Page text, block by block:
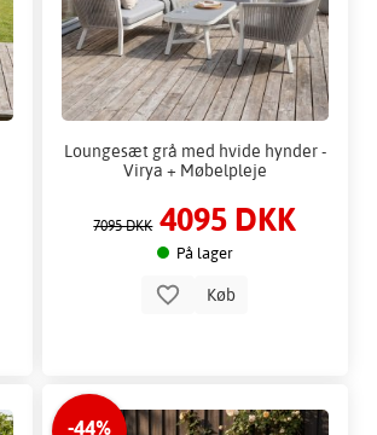
Loungesæt grå med hvide hynder -
Virya + Møbelpleje
7095 DKK 4095 DKK
På lager
Køb
-44%